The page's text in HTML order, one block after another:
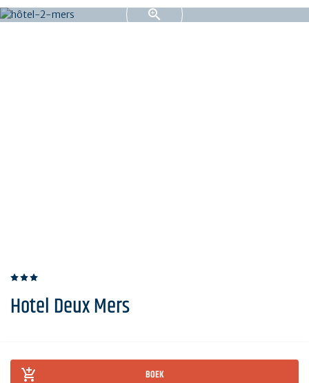
Hotel Deux Mers
BOEK